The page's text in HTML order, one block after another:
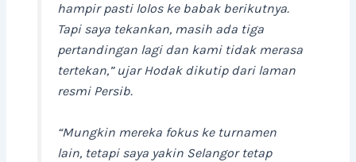
hampir pasti lolos ke babak berikutnya.
Tapi saya tekankan, masih ada tiga
pertandingan lagi dan kami tidak merasa
tertekan,” ujar Hodak dikutip dari laman
resmi Persib.
“Mungkin mereka fokus ke turnamen
lain, tetapi saya yakin Selangor tetap